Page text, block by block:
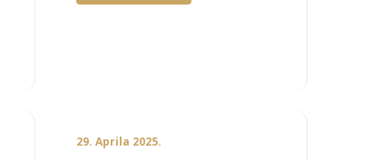
29. Aprila 2025.